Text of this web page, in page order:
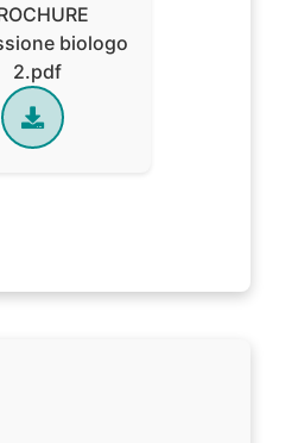
biologo
2.pdf